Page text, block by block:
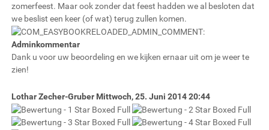
zomerfeest. Maar ook zonder dat feest hadden we al besloten dat
we beslist een keer (of wat) terug zullen komen.
Adminkommentar
Dank u voor uw beoordeling en we kijken ernaar uit om je weer te
zien!
Lothar Zecher-Gruber Mittwoch, 25. Juni 2014 20:44